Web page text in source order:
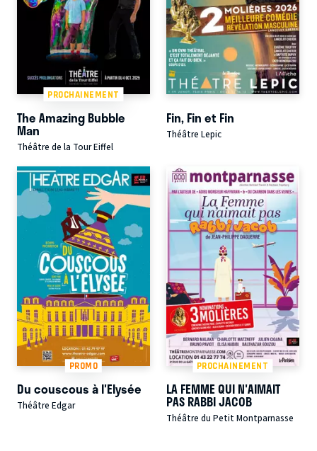
PROCHAINEMENT
The Amazing Bubble
Man
Théâtre de la Tour Eiffel
Fin, Fin et Fin
Théâtre Lepic
PROMO
Du couscous à l'Elysée
Théâtre Edgar
PROCHAINEMENT
LA FEMME QUI N'AIMAIT
PAS RABBI JACOB
Théâtre du Petit Montparnasse